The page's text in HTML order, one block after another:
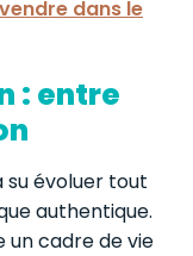
dans le
: entre
su évoluer tout
authentique.
un cadre de vie